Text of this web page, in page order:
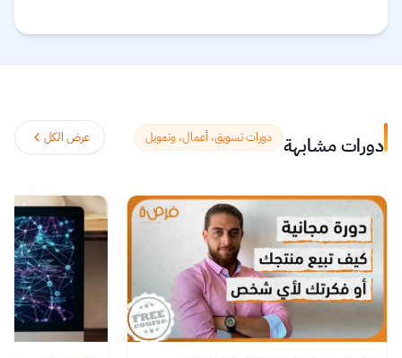
certificates, and degrees from top-tier
million learners to acquire in-demand
skills in fields like computer science, AI,
courses for free or pay for verified
certificates to boost their professional
careers.
اقرأ المزيد.
دورات مشابهة دورات تسويق، أعمال، وتمويل عرض الكل